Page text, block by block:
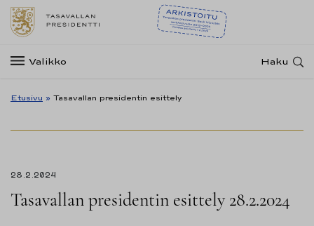
Valikko Haku
Etusivu » Tasavallan presidentin esittely
28.2.2024
Tasavallan presidentin esittely 28.2.2024